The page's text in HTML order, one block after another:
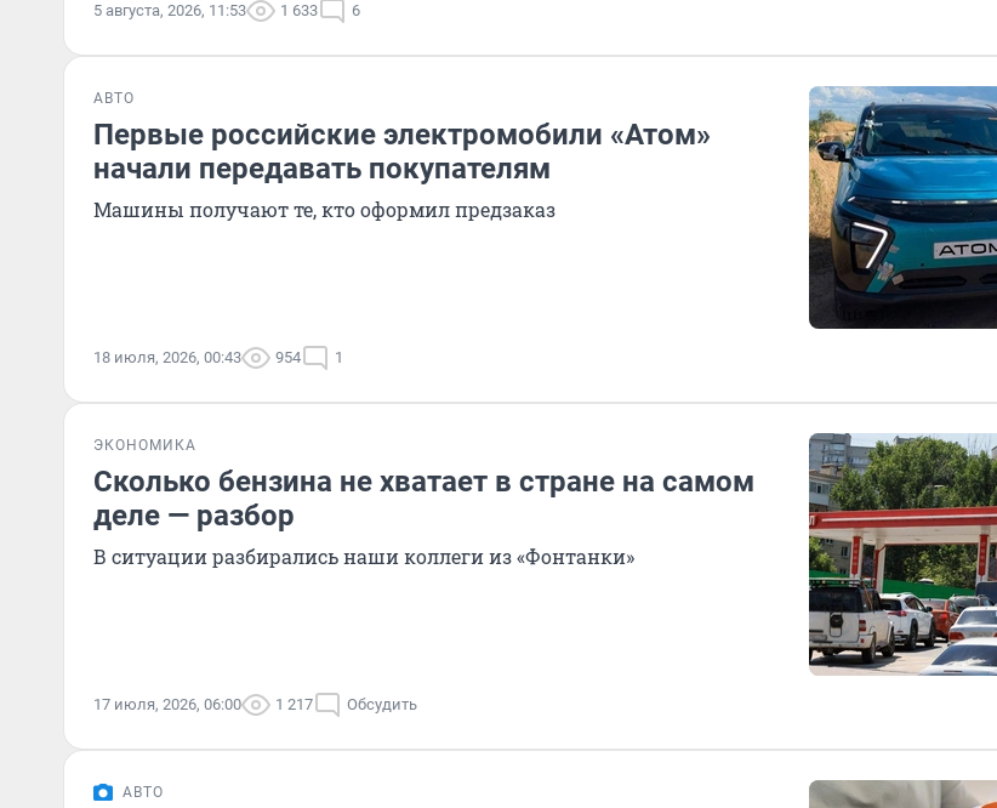
5 августа, 2026, 11:53 1 633 6
АВТО
Первые российские электромобили «Атом»
начали передавать покупателям
Машины получают те, кто оформил предзаказ
18 июля, 2026, 00:43 954 1
ЭКОНОМИКА
Сколько бензина не хватает в стране на самом
деле — разбор
В ситуации разбирались наши коллеги из «Фонтанки»
17 июля, 2026, 06:00 1 217 Обсудить
АВТО